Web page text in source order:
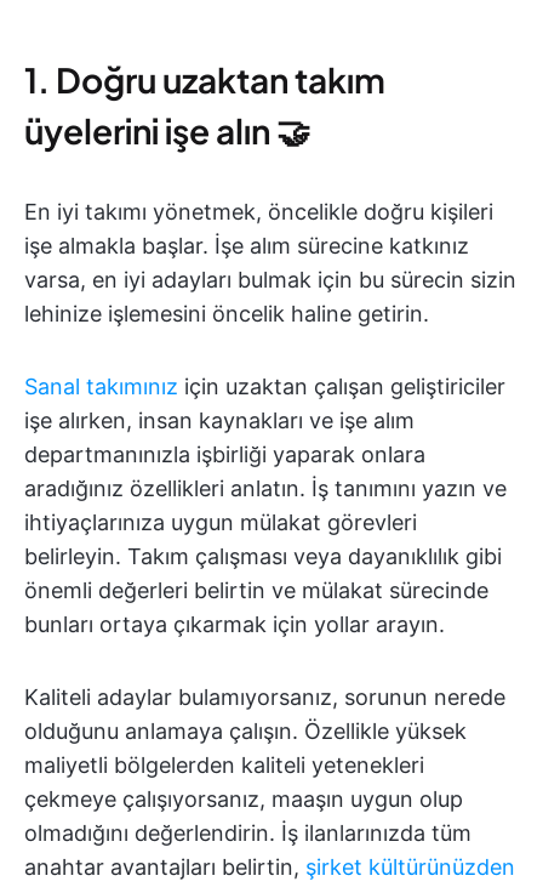
1. Doğru uzaktan takım
üyelerini işe alın 🤝
En iyi takımı yönetmek, öncelikle doğru kişileri
işe almakla başlar. İşe alım sürecine katkınız
varsa, en iyi adayları bulmak için bu sürecin sizin
lehinize işlemesini öncelik haline getirin.
Sanal takımınız için uzaktan çalışan geliştiriciler
işe alırken, insan kaynakları ve işe alım
departmanınızla işbirliği yaparak onlara
aradığınız özellikleri anlatın. İş tanımını yazın ve
ihtiyaçlarınıza uygun mülakat görevleri
belirleyin. Takım çalışması veya dayanıklılık gibi
önemli değerleri belirtin ve mülakat sürecinde
bunları ortaya çıkarmak için yollar arayın.
Kaliteli adaylar bulamıyorsanız, sorunun nerede
olduğunu anlamaya çalışın. Özellikle yüksek
maliyetli bölgelerden kaliteli yetenekleri
çekmeye çalışıyorsanız, maaşın uygun olup
olmadığını değerlendirin. İş ilanlarınızda tüm
anahtar avantajları belirtin, şirket kültürünüzden